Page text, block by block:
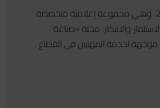
تأسست مجموعة إندوستريكوم عام 2013، وهي مجموعة إعلامية متخصصة
والابتكار: مجلة «صناعة
لخدمة المهنيين في القطاع